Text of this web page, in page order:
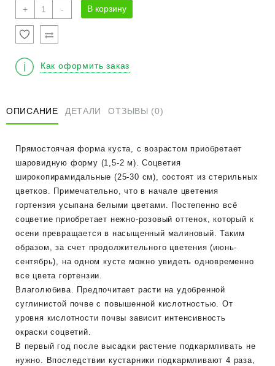
+
Количество
товара
Гортензия
метельчатая
Фрайз"
- В корзину
Как оформить заказ
ОПИСАНИЕ ДЕТАЛИ ОТЗЫВЫ (0)
Прямостоячая форма куста, с возрастом приобретает
шаровидную форму (1,5-2 м). Соцветия
широкопирамидальные (25-30 см), состоят из стерильных
цветков. Примечательно, что в начале цветения
гортензия усыпана белыми цветами. Постепенно всё
соцветие приобретает нежно-розовый оттенок, который к
осени превращается в насыщенный малиновый. Таким
образом, за счет продолжительного цветения (июнь-
сентябрь), на одном кусте можно увидеть одновременно
все цвета гортензии.
Влаголюбива. Предпочитает расти на удобренной
суглинистой почве с повышенной кислотностью. От
уровня кислотности почвы зависит интенсивность
окраски соцветий.
В первый год после высадки растение подкармливать не
нужно. Впоследствии кустарники подкармливают 4 раза,